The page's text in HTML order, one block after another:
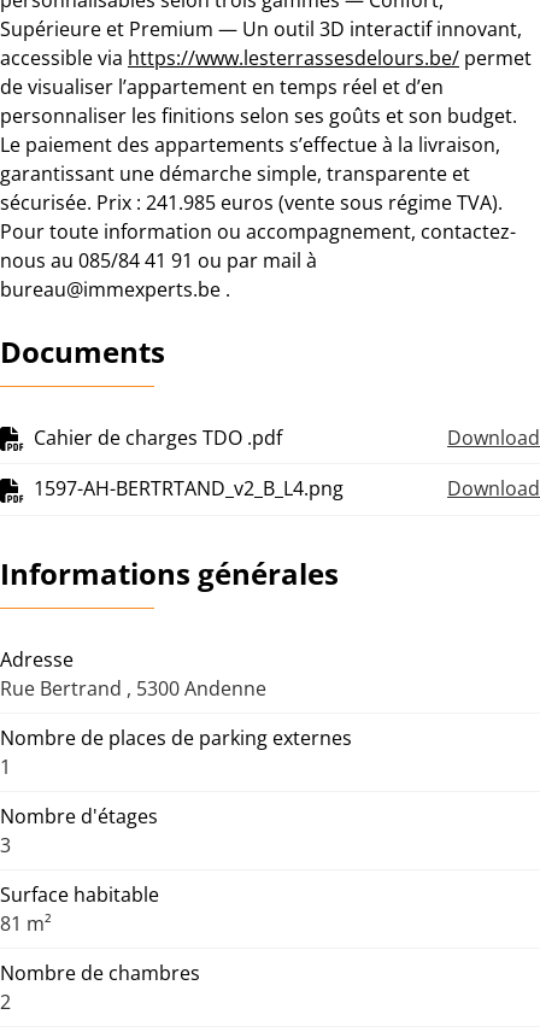
Supérieure et Premium — Un outil 3D interactif innovant,
accessible via https://www.lesterrassesdelours.be/ permet
de visualiser l’appartement en temps réel et d’en
personnaliser les finitions selon ses goûts et son budget.
Le paiement des appartements s’effectue à la livraison,
garantissant une démarche simple, transparente et
sécurisée. Prix : 241.985 euros (vente sous régime TVA).
Pour toute information ou accompagnement, contactez-
nous au 085/84 41 91 ou par mail à
bureau@immexperts.be .
Documents
Cahier de charges TDO .pdf
Download
1597-AH-BERTRTAND_v2_B_L4.png
Download
Informations générales
Adresse
Rue Bertrand , 5300 Andenne
Nombre de places de parking externes
1
Nombre d'étages
3
Surface habitable
81 m²
Nombre de chambres
2